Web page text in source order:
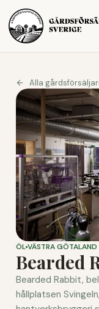
Alla
ÖLVÄSTRA GÖTALAND
Bearded
Bearded Rabbit,
hållplatsen